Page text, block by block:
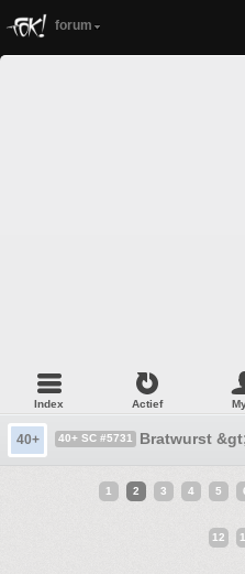
forum
Index Actief
40+ 40+ SC #5731 Bratwurst
1 2 3 4 5
12